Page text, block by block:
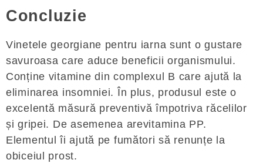
Concluzie
Vinetele georgiane pentru iarna sunt o gustare
savuroasa care aduce beneficii organismului.
Conține vitamine din complexul B care ajută la
eliminarea insomniei. În plus, produsul este o
excelentă măsură preventivă împotriva răcelilor
și gripei. De asemenea arevitamina PP.
Elementul îi ajută pe fumători să renunțe la
obiceiul prost.